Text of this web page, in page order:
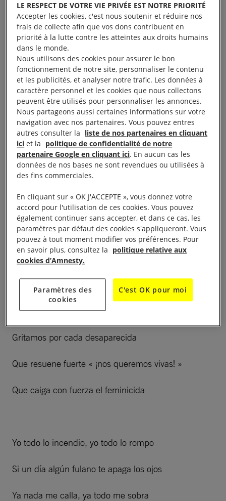
A cada minuto, de cada semana
Nos roban amigas, nos matan hermanas
Destrozan sus cuerpos, los desaparecen
No olvide sus nombres, por favor, señor presidente
Por todas las compas marchando en Reforma
Por todas las morras peleando en Sonora
Por las comandantas luchando por Chiapas
Por todas las madres buscando en Tijuana
Cantamos sin miedo, pedimos justicia
Gritamos por cada desaparecida
Que resuene fuerte « ¡nos queremos vivas! »
Que caiga con fuerza el feminicida
Yo todo lo incendio, yo todo lo rompo
Si un día algún fulano te apaga los ojos
Ya nada me calla, ya todo me sobra
LE RESPECT DE VOTRE VIE PRIVÉE EST NOTRE PRIORITÉ
Accepter les cookies, c'est nous soutenir et réduire nos
frais de collecte afin que vos dons contribuent en
priorité à la lutte contre les atteintes aux droits humains
dans le monde.
Nous utilisons des cookies pour assurer le bon
fonctionnement de notre site, personnaliser le contenu
et les publicités, et analyser notre trafic. Les données à
caractère personnel et les cookies que nous collectons
peuvent être utilisés pour personnaliser les annonces.
Nous partageons aussi certaines informations sur votre
navigation avec nos partenaires. Vous pouvez entres
autres consulter la liste de nos partenaires en cliquant
ici et la politique de confidentialité de notre
partenaire Google en cliquant ici. En aucun cas les
données de nos bases ne sont revendues ou utilisées à
des fins commerciales.
En cliquant sur « OK J'ACCEPTE », vous donnez votre
accord pour l'utilisation de ces cookies. Vous pouvez
également continuer sans accepter, et dans ce cas, les
paramètres par défaut des cookies s'appliqueront. Vous
pouvez à tout moment modifier vos préférences. Pour
en savoir plus, consultez la politique relative aux
cookies d’Amnesty.
Paramètres des
cookies
C'est OK pour moi